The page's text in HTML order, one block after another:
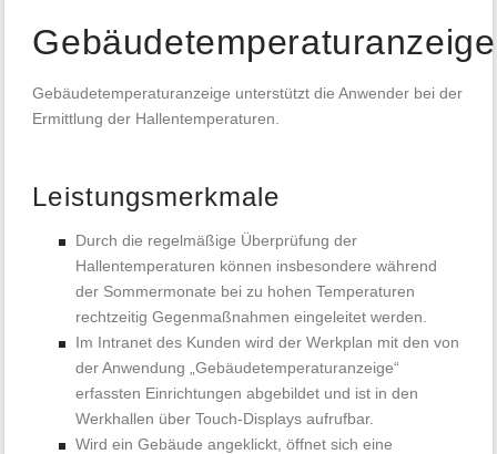
Gebäudetemperaturanzeige
Gebäudetemperaturanzeige unterstützt die Anwender bei der
Ermittlung der Hallentemperaturen.
Leistungsmerkmale
Durch die regelmäßige Überprüfung der
Hallentemperaturen können insbesondere während
der Sommermonate bei zu hohen Temperaturen
rechtzeitig Gegenmaßnahmen eingeleitet werden.
Im Intranet des Kunden wird der Werkplan mit den von
der Anwendung „Gebäudetemperaturanzeige“
erfassten Einrichtungen abgebildet und ist in den
Werkhallen über Touch-Displays aufrufbar.
Wird ein Gebäude angeklickt, öffnet sich eine